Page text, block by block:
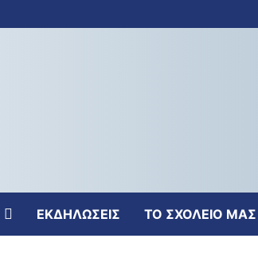
ΕΚΔΗΛΩΣΕΙΣ ΤΟ ΣΧΟΛΕΙΟ ΜΑΣ